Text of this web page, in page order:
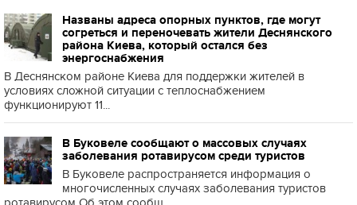
Названы адреса опорных пунктов, где могут
согреться и переночевать жители Деснянского
района Киева, который остался без
энергоснабжения
В Деснянском районе Киева для поддержки жителей в
условиях сложной ситуации с теплоснабжением
функционируют 11...
В Буковеле сообщают о массовых случаях
заболевания ротавирусом среди туристов
В Буковеле распространяется информация о
многочисленных случаях заболевания туристов